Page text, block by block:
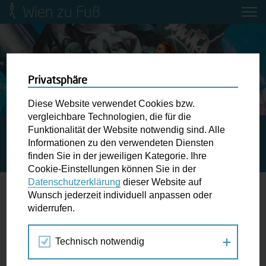
Wien zu Fuß
Mobilitätsbildung für Kinder und
Jugendliche
Ringstraße-Neugestaltung
Wiener Fußwegekarte
Newsletter abonnieren
Wunschbox
der Ampel ...
STARTSEITE SPAZIERGANG KALENDER
DER
BRILLANTENGRUND – BIEDERMEIER, JUGENDSTIL UND
SZENE IM VIERTEL UM DIE SCHOTTENFELDGASSE
18.
JUL
2020
Privatsphäre
Diese Website verwendet Cookies bzw.
vergleichbare Technologien, die für die
Funktionalität der Website notwendig sind. Alle
Informationen zu den verwendeten Diensten
finden Sie in der jeweiligen Kategorie. Ihre
Cookie-Einstellungen können Sie in der
Datenschutzerklärung dieser Website auf
Wunsch jederzeit individuell anpassen oder
widerrufen.
Technisch notwendig